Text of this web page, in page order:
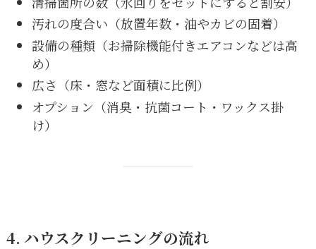
汚れの度合い（放置年数・油やカビの固着）
設備の種類（お掃除機能付きエアコンなどは高
め）
広さ（床・窓など面積に比例）
オプション（消臭・抗菌コート・ワックス掛
け）
4. ハウスクリーニングの流れ